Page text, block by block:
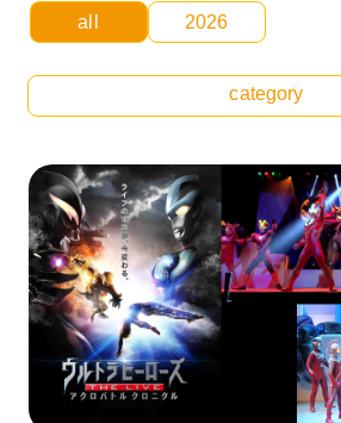
all 2026
category